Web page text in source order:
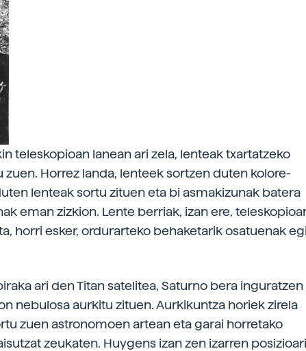
teleskopioan lanean ari zela, lenteak txartatzeko
Horrez landa, lenteek sortzen duten kolore-
lenteak sortu zituen eta bi asmakizunak batera
eman zizkion. Lente berriak, izan ere,
horri esker, ordurarteko behaketarik osatuenak
ari den Titan satelitea, Saturno bera inguratzen
nebulosa aurkitu zituen. Aurkikuntza horiek zirela
zuen astronomoen artean eta garai horretako
zeukaten. Huygens izan zen izarren posizioari